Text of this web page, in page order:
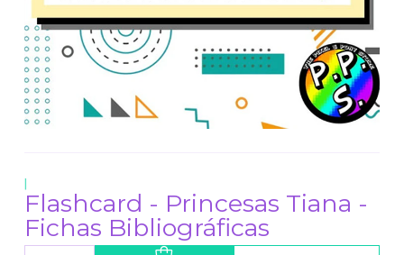
|
Flashcard - Princesas Tiana -
Fichas Bibliográficas